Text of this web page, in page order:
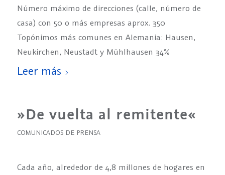
Número máximo de direcciones (calle, número de
casa) con 50 o más empresas aprox. 350
Topónimos más comunes en Alemania: Hausen,
Neukirchen, Neustadt y Mühlhausen 34%
Leer más
»De vuelta al remitente«
COMUNICADOS DE PRENSA
Cada año, alrededor de 4,8 millones de hogares en